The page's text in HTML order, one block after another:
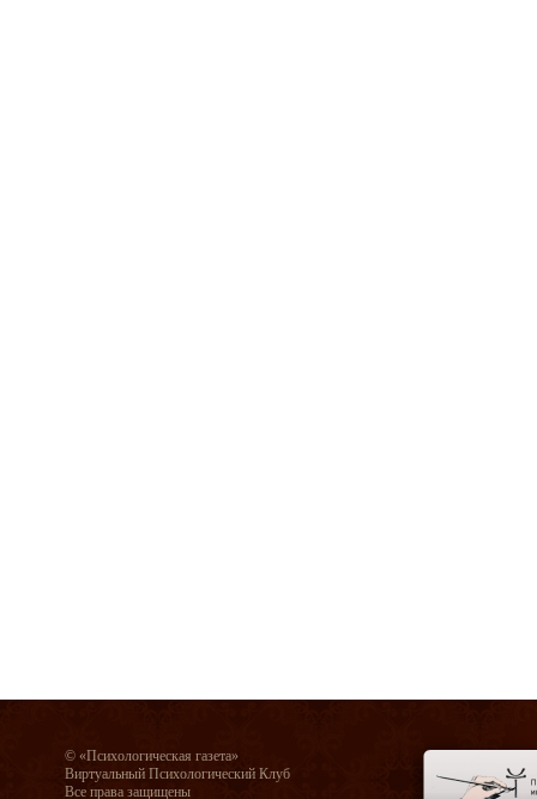
© «Психологическая газета»
Виртуальный Психологический Клуб
Все права защищены